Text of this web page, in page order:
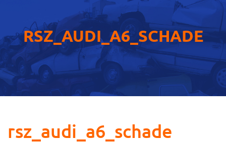
RSZ_AUDI_A6_SCHADE
rsz_audi_a6_schade